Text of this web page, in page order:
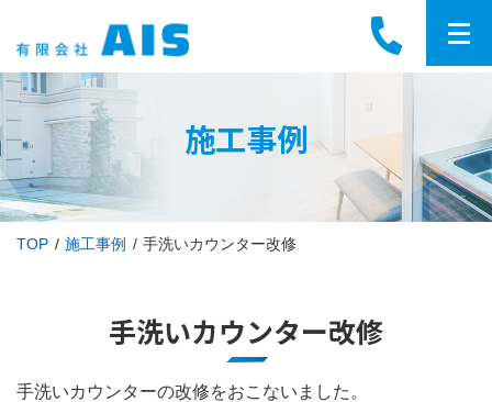
施工事例
TOP 施工事例 手洗いカウンター改修
手洗いカウンター改修
手洗いカウンターの改修をおこないました。